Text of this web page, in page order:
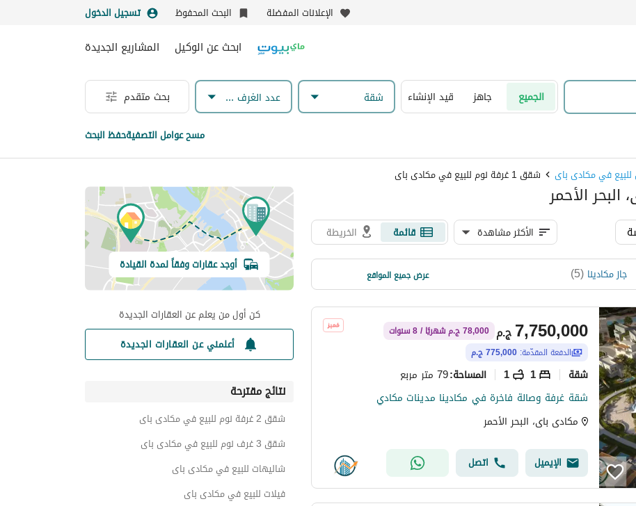
الإعلانات المفضلة البحث المحفوظ تسجيل الدخول
ابحث عن الوكيل المشاريع الجديدة
الجميع جاهز قيد الإنشاء شقة عدد الغرف & الحمامات بحث متقدم
مسح عوامل التصفيةحفظ البحث
في مكادى باى شقق 1 غرفة نوم للبيع في مكادى باى
الأكثر مشاهدة قائمة الخريطة
جاز مكادينا (
5
) مكادي اوراسكوم ريزورت
(
4
)
بايو - مكادي هايتس
(
1
)
عرض جميع المواقع
ج.م7,750,000
78,000 ج.م شهريًا / 8 سنوات
الدفعة المقدّمة: 775,000 ج.م
شقة 1
1 المساحة:79 متر مربع
شقة غرفة وصالة فاخرة في مكادينا مدينات مكادي
مكادى باى، البحر الأحمر
الإيميل اتصل
أوجد عقارات وفقاً لمدة القيادة
كن أول من يعلم عن العقارات الجديدة
أعلمني عن العقارات الجديدة
نتائج مقترحة
شقق 2 غرفة نوم للبيع في مكادى باى
شقق 3 غرف نوم للبيع في مكادى باى
شاليهات للبيع في مكادى باى
فيلات للبيع في مكادى باى